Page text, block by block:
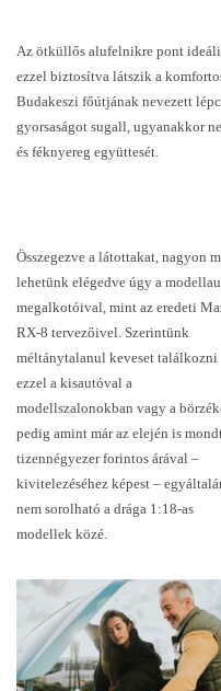
Az ötküllős alufelnikre pont
ezzel biztosítva látszik a
Budakeszi főútjának nevezett
gyorsaságot sugall, ugyanakkor
és féknyereg együttesét.
Összegezve a látottakat, nagyon
lehetünk elégedve úgy a
megalkotóival, mint az eredeti
RX-8 tervezőivel. Szerintünk
méltánytalanul keveset találkozni
ezzel a kisautóval a
modellszalonokban vagy a
pedig amint már az elején is
tizennégyezer forintos árával –
kivitelezéséhez képest –
nem sorolható a drága 1:18-as
modellek közé.